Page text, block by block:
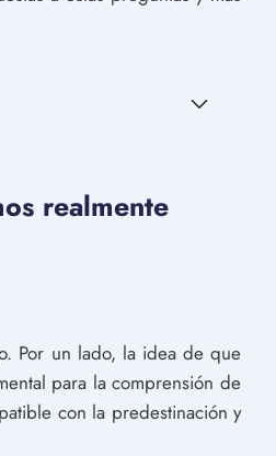
realmente
Por un lado, la idea de que
para la comprensión de
con la predestinación y